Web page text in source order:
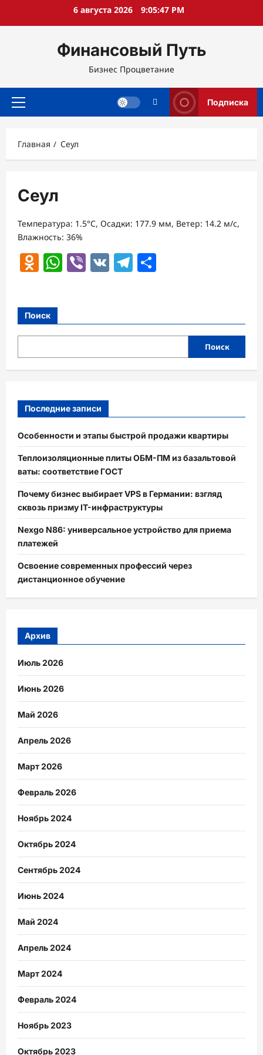
6 августа 2026 9:05:47 PM
Финансовый Путь
Бизнес Процветание
Основное
Подписка
Главная Сеул
Сеул
Температура: 1.5°C, Осадки: 177.9 мм, Ветер: 14.2 м/с,
Влажность: 36%
Odnoklassniki
WhatsApp
Viber
VK Telegram
Поиск
Поиск
Последние записи
Особенности и этапы быстрой продажи квартиры
Теплоизоляционные плиты ОБМ-ПМ из базальтовой
ваты: соответствие ГОСТ
Почему бизнес выбирает VPS в Германии: взгляд
сквозь призму IT-инфраструктуры
Nexgo N86: универсальное устройство для приема
платежей
Освоение современных профессий через
дистанционное обучение
Архив
Июль 2026
Июнь 2026
Май 2026
Апрель 2026
Март 2026
Февраль 2026
Ноябрь 2024
Октябрь 2024
Сентябрь 2024
Июнь 2024
Май 2024
Апрель 2024
Март 2024
Февраль 2024
Ноябрь 2023
Октябрь 2023